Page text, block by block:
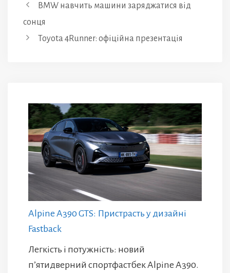
BMW навчить машини заряджатися від
сонця
Toyota 4Runner: офіційна презентація
Alpine A390 GTS: Пристрасть у дизайні
Fastback
Легкість і потужність: новий
п’ятидверний спортфастбек Alpine A390.